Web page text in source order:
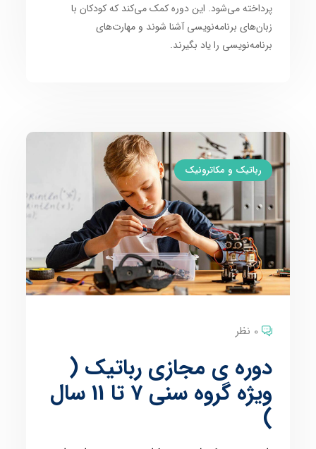
پرداخته می‌شود. این دوره کمک می‌کند که کودکان با
زبان‌های برنامه‌نویسی آشنا شوند و مهارت‌های
برنامه‌نویسی را یاد بگیرند.
رباتیک و مکاترونیک
0 نظر
دوره ی مجازی رباتیک (
ویژه گروه سنی 7 تا 11 سال
)